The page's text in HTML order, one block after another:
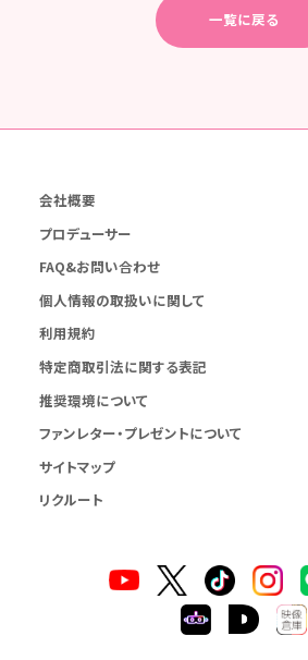
一覧に戻る
会社概要
プロデューサー
FAQ&お問い合わせ
個人情報の取扱いに関して
利用規約
特定商取引法に関する表記
推奨環境について
ファンレター・プレゼントについて
サイトマップ
リクルート